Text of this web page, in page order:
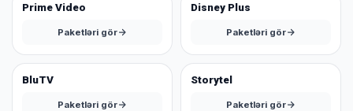
Prime Video
Paketləri gör
Disney Plus
Paketləri gör
BluTV
Paketləri gör
Storytel
Paketləri gör